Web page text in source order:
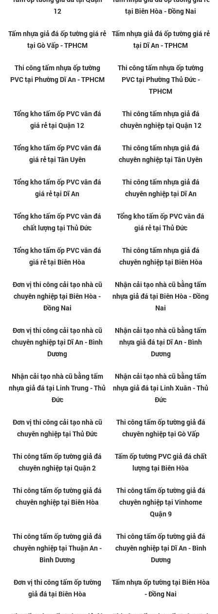
Thi công tấm nhựa giả đá PVC
Tấm ốp PVC vân đá giá rẻ tại
Thi công tấm nhựa giả đá PVC
tại Biên Hòa
Nhận cải tạo nhà cũ bằng tấm
PVC giả đá tại Lái Thiêu
Thi công tấm ốp nhựa giả đá tại
Nhận cải tạo nhà cũ bằng tấm
Thi công tấm ốp nhựa giả đá tại
Thuận An
Nhận cải tạo nhà cũ bằng tấm
PVC giả đá tại Tân Uyên
Tân Uyên
Bình Thạnh